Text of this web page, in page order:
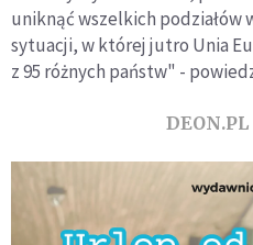
uniknąć wszelkich podziałów
sytuacji, w której jutro Unia
z 95 różnych państw" -
DEON.PL